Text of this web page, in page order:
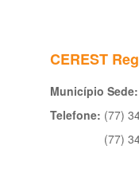
CEREST
Município Sede:
Telefone: (77)
(77)